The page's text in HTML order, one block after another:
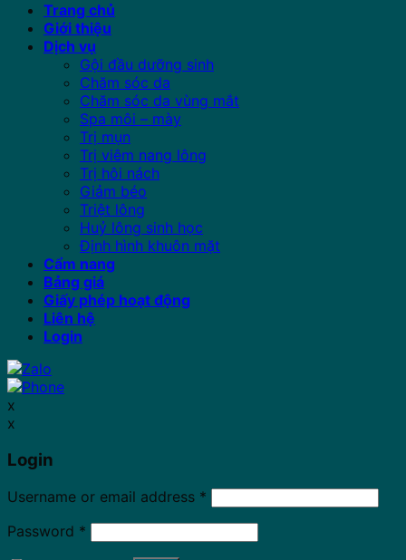
Trang chủ
Giới thiệu
Dịch vụ
Gội đầu dưỡng sinh
Chăm sóc da
Chăm sóc da vùng mắt
Spa môi – mày
Trị mụn
Trị viêm nang lông
Trị hôi nách
Giảm béo
Triệt lông
Huỷ lông sinh học
Định hình khuôn mặt
Cẩm nang
Bảng giá
Giấy phép hoạt động
Liên hệ
Login
x
x
Login
Username or email address *
Password *